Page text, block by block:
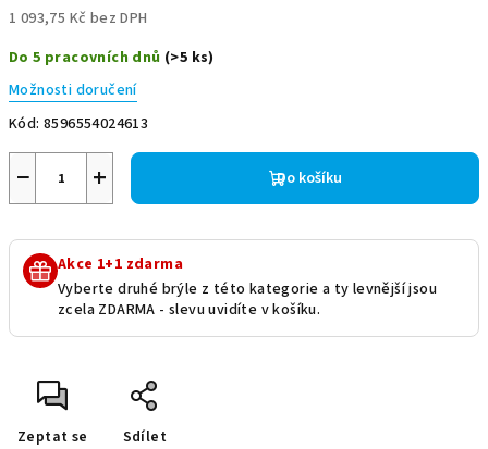
1 093,75 Kč bez DPH
cena:
Do 5 pracovních dnů (>5 ks)
Možnosti doručení
Kód: 8596554024613
+
− Do košíku
Akce 1+1 zdarma
Vyberte druhé brýle z této kategorie a ty levnější jsou
zcela ZDARMA - slevu uvidíte v košíku.
Zeptat se Sdílet